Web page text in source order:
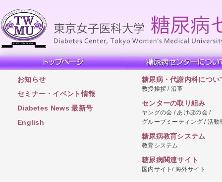
お知らせ
セミナー・イベント情報
Diabetes News 最新号
English
糖尿病・代謝内科につい
教授挨拶 / 沿革
センターの取り組み
ヤングの会 / あけぼの会 /
グループミーティング / 活動
糖尿病教育システム
教育システム
糖尿病関連サイト
国内サイト/ 海外サイト